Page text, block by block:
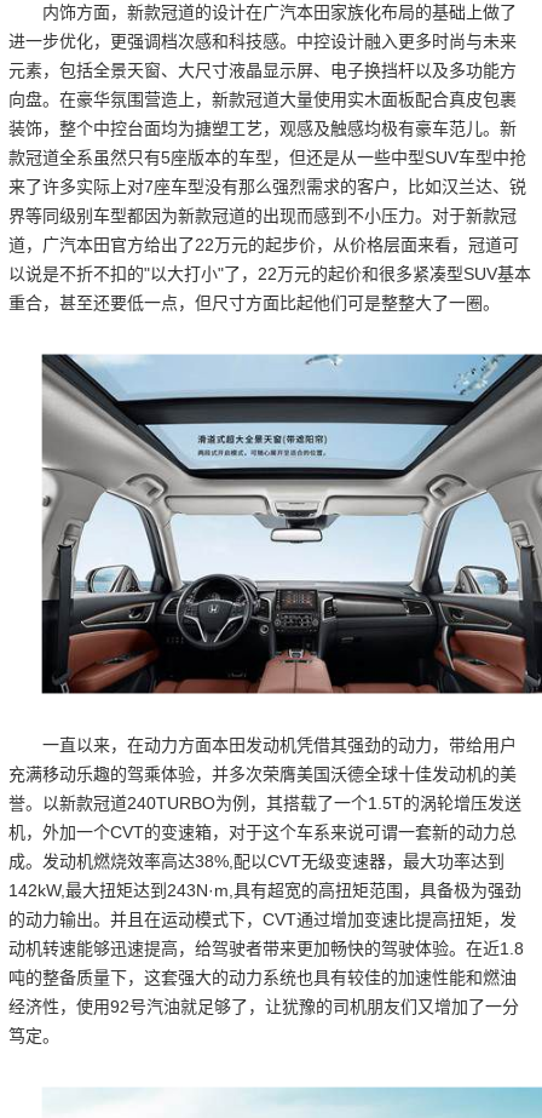
内饰方面，新款冠道的设计在广汽本田家族化布局的基础上做了
进一步优化，更强调档次感和科技感。中控设计融入更多时尚与未来
元素，包括全景天窗、大尺寸液晶显示屏、电子换挡杆以及多功能方
向盘。在豪华氛围营造上，新款冠道大量使用实木面板配合真皮包裹
装饰，整个中控台面均为搪塑工艺，观感及触感均极有豪车范儿。新
款冠道全系虽然只有5座版本的车型，但还是从一些中型SUV车型中抢
来了许多实际上对7座车型没有那么强烈需求的客户，比如汉兰达、锐
界等同级别车型都因为新款冠道的出现而感到不小压力。对于新款冠
道，广汽本田官方给出了22万元的起步价，从价格层面来看，冠道可
以说是不折不扣的"以大打小"了，22万元的起价和很多紧凑型SUV基本
重合，甚至还要低一点，但尺寸方面比起他们可是整整大了一圈。
一直以来，在动力方面本田发动机凭借其强劲的动力，带给用户
充满移动乐趣的驾乘体验，并多次荣膺美国沃德全球十佳发动机的美
誉。以新款冠道240TURBO为例，其搭载了一个1.5T的涡轮增压发送
机，外加一个CVT的变速箱，对于这个车系来说可谓一套新的动力总
成。发动机燃烧效率高达38%,配以CVT无级变速器，最大功率达到
142kW,最大扭矩达到243N·m,具有超宽的高扭矩范围，具备极为强劲
的动力输出。并且在运动模式下，CVT通过增加变速比提高扭矩，发
动机转速能够迅速提高，给驾驶者带来更加畅快的驾驶体验。在近1.8
吨的整备质量下，这套强大的动力系统也具有较佳的加速性能和燃油
经济性，使用92号汽油就足够了，让犹豫的司机朋友们又增加了一分
笃定。